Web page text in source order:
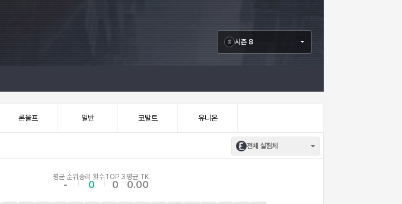
시즌 8
론울프 일반 코발트 유니온
전체 실험체
평균 순위
-
승리 횟수
0
TOP 3
0
평균 TK
0.00